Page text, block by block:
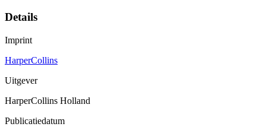
Details
Imprint
HarperCollins
Uitgever
HarperCollins Holland
Publicatiedatum